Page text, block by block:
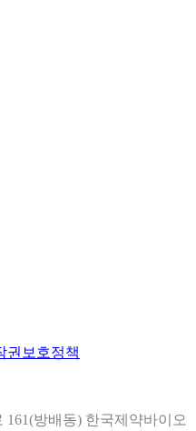
권보호정책
161(방배동) 한국제약바이오